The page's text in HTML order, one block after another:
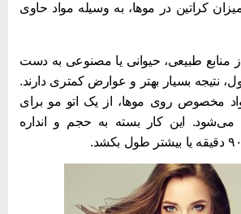
کراتین در موها، به وسیله مواد حاوی
طبیعی، حیوانی یا مصنوعی به دست
نتیجه بسیار بهتر و عوارض کمتری دارند.
مخصوص روی موها، از یک اتو مو برای
این کار بسته به حجم و انداره